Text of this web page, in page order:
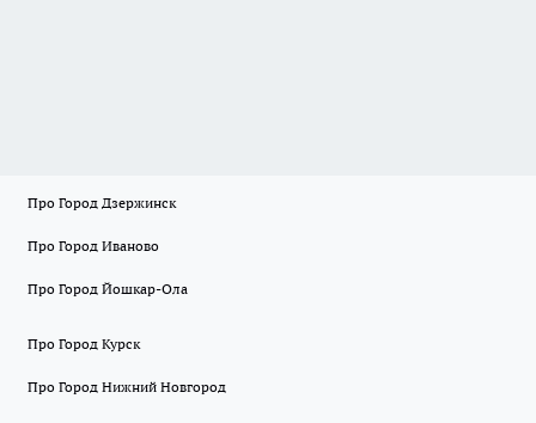
Про Город Дзержинск
Про Город Иваново
Про Город Йошкар-Ола
Про Город Курск
Про Город Нижний Новгород